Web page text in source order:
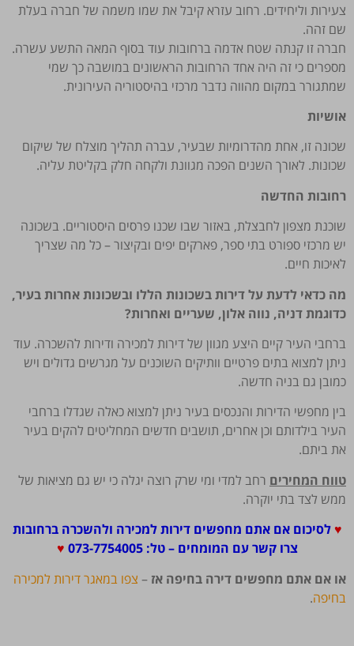
צעירות וליחידים. רחוב עזרא קיבל את שמו משמה של חברה בעלת
שם זהה.
חברה זו קנתה שטח אדמה ברחובות עוד בסוף המאה התשע עשרה.
מספרים כי זה היה אחד הרחובות הראשונים במושבה כך שמי
שמתגורר במקום מהווה נדבר מרכזי בהיסטוריה העירונית.
אושיות
שכונה זו, אחת מהדרומיות שבעיר, עברה תהליך מוצלח של שיקום
שכונות. לאורך השנים הפכה מגוונת ולקחה חלק בקליטת עליה.
רחובות החדשה
שוכנת מצפון לחבצלת, באזור שבו שכנו פרסים היסטוריים. בשכונה
יש מרכזי ספורט בתי ספר, פארקים יפים ובקיצור – כל מה שצריך
לאיכות חיים.
מה כדאי לדעת על דירות בשכונות הללו ובשכונות אחרות בעיר,
כדוגמת דניה, נווה אלון, שעריים ואחרות?
ברחבי העיר קיים היצע מגוון של דירות למכירה ודירות להשכרה. עוד
ניתן למצוא בתים פרטיים וותיקים השוכנים על מגרשים גדולים ויש
כמובן גם בניה חדשה.
בין מחפשי הדירות והנכסים בעיר ניתן למצוא כאלה שגדלו ברחבי
העיר בילדותם וכן אחרים, תושבים חדשים המחליטים להקים בעיר
את ביתם.
טווח המחירים רחב למדי ומי שרק רוצה יגלה כי יש גם מציאות של
ממש לצד בתי יוקרה.
♥ לסיכום אם אתם מחפשים דירות למכירה ולהשכרה ברחובות
צרו קשר עם המומחים – טל: 073-7754005
♥
או אם אתם מחפשים דירה בחיפה אז – צפו במאגר דירות למכירה
בחיפה.